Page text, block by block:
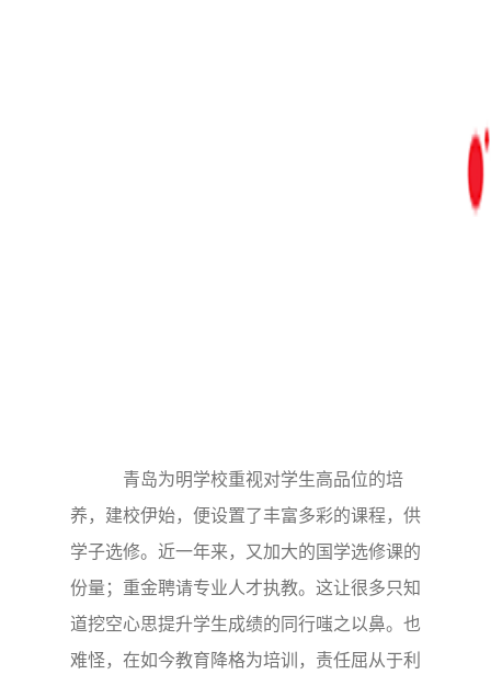
青岛为明学校重视对学生高品位的培
养，建校伊始，便设置了丰富多彩的课程，供
学子选修。近一年来，又加大的国学选修课的
份量；重金聘请专业人才执教。这让很多只知
道挖空心思提升学生成绩的同行嗤之以鼻。也
难怪，在如今教育降格为培训，责任屈从于利